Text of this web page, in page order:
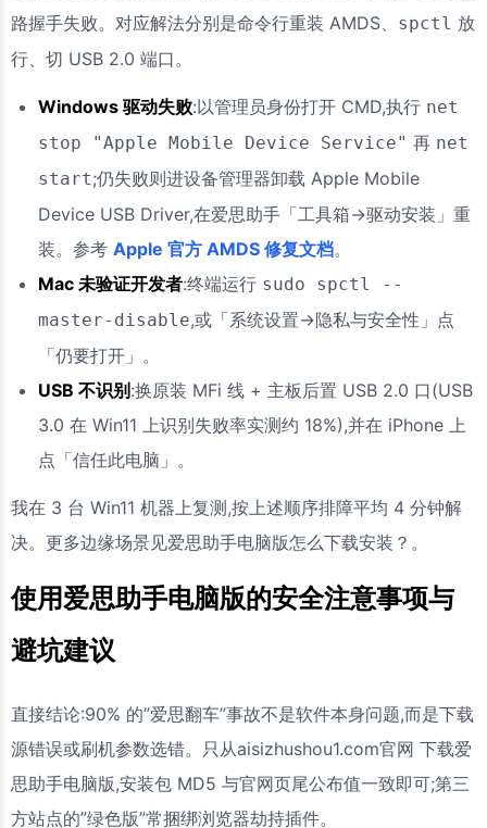
路握手失败。对应解法分别是命令行重装 AMDS、 spctl 放
行、切 USB 2.0 端口。
Windows 驱动失败:以管理员身份打开 CMD,执行 net
stop "Apple Mobile Device Service" 再 net
start;仍失败则进设备管理器卸载 Apple Mobile
Device USB Driver,在爱思助手「工具箱→驱动安装」重
装。参考 Apple 官方 AMDS 修复文档。
Mac 未验证开发者:终端运行 sudo spctl --
master-disable,或「系统设置→隐私与安全性」点
「仍要打开」。
USB 不识别:换原装 MFi 线 + 主板后置 USB 2.0 口(USB
3.0 在 Win11 上识别失败率实测约 18%),并在 iPhone 上
点「信任此电脑」。
我在 3 台 Win11 机器上复测,按上述顺序排障平均 4 分钟解
决。更多边缘场景见爱思助手电脑版怎么下载安装？。
使用爱思助手电脑版的安全注意事项与
避坑建议
直接结论:90% 的”爱思翻车”事故不是软件本身问题,而是下载
源错误或刷机参数选错。只从aisizhushou1.com官网 下载爱
思助手电脑版,安装包 MD5 与官网页尾公布值一致即可;第三
方站点的”绿色版”常捆绑浏览器劫持插件。